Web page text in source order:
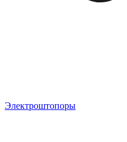
Электроштопоры